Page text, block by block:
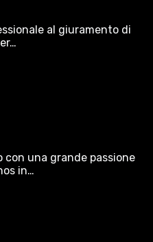
al giuramento di
una grande passione
in…